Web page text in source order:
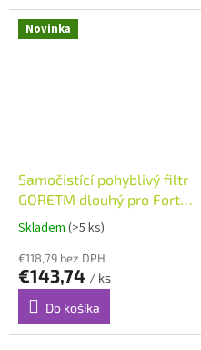
Novinka
Samočistící pohyblivý filtr
GORETM dlouhý pro Fortis
Plus, Excellence Plus
Skladem (>5 ks)
€118,79 bez DPH
€143,74 / ks
Do košíka